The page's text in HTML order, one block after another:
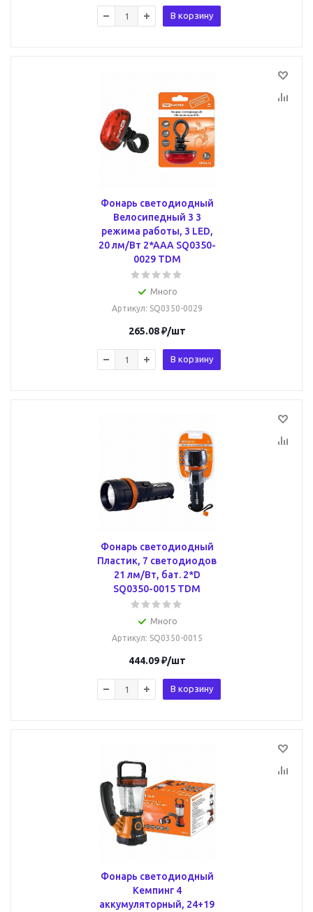
В корзину
Фонарь светодиодный
Велосипедный 3 3
режима работы, 3 LED,
20 лм/Вт 2*AAA SQ0350-
0029 TDM
Много
Артикул: SQ0350-0029
265.08₽/шт
В корзину
Фонарь светодиодный
Пластик, 7 светодиодов
21 лм/Вт, бат. 2*D
SQ0350-0015 TDM
Много
Артикул: SQ0350-0015
444.09₽/шт
В корзину
Фонарь светодиодный
Кемпинг 4
аккумуляторный, 24+19